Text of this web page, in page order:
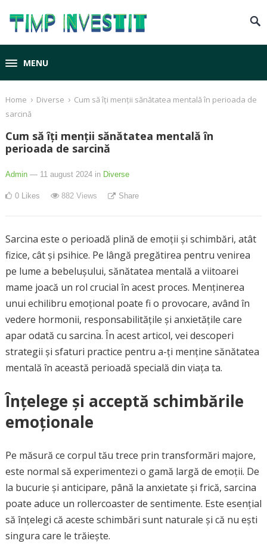
MENU
Home › Diverse › Cum să îți menții sănătatea mentală în perioada de
sarcină
Cum să îți menții sănătatea mentală în
perioada de sarcină
Admin — 11 august 2024 in Diverse
0 Likes 882Views Share
Sarcina este o perioadă plină de emoții și schimbări, atât
fizice, cât și psihice. Pe lângă pregătirea pentru venirea
pe lume a bebelușului, sănătatea mentală a viitoarei
mame joacă un rol crucial în acest proces. Menținerea
unui echilibru emoțional poate fi o provocare, având în
vedere hormonii, responsabilitățile și anxietățile care
apar odată cu sarcina. În acest articol, vei descoperi
strategii și sfaturi practice pentru a-ți menține sănătatea
mentală în această perioadă specială din viața ta.
Înțelege și acceptă schimbările
emoționale
Pe măsură ce corpul tău trece prin transformări majore,
este normal să experimentezi o gamă largă de emoții. De
la bucurie și anticipare, până la anxietate și frică, sarcina
poate aduce un rollercoaster de sentimente. Este esențial
să înțelegi că aceste schimbări sunt naturale și că nu ești
singura care le trăiește.